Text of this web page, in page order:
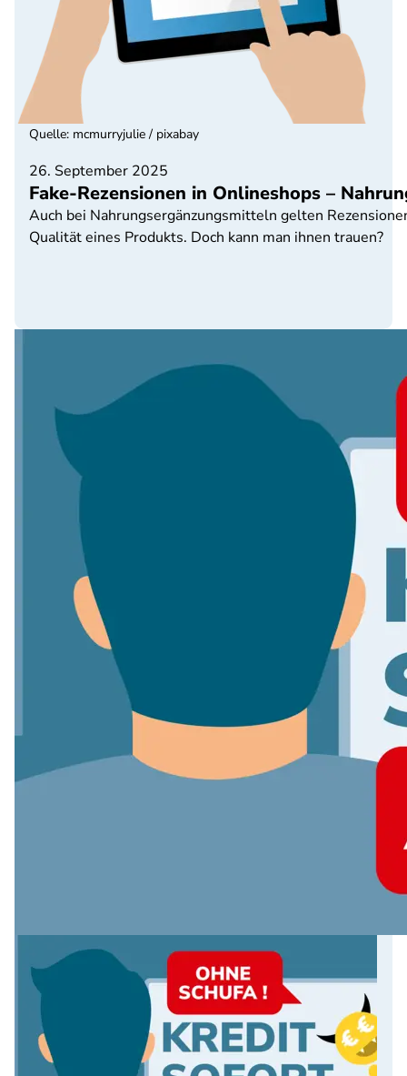
26. September 2025
Fake-Rezensionen in Onlineshops –
Auch bei Nahrungsergänzungsmitteln gelten
Qualität eines Produkts. Doch kann man ihnen trauen?
Quelle: mcmurryjulie / pixabay